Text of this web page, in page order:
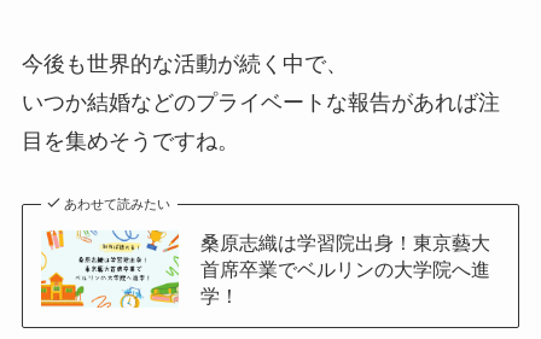
今後も世界的な活動が続く中で、
いつか結婚などのプライベートな報告があれば注
目を集めそうですね。
あわせて読みたい
桑原志織は学習院出身！東京藝大
首席卒業でベルリンの大学院へ進
学！